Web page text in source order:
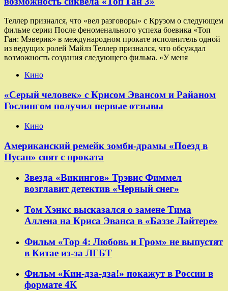
Теллер признался, что «вел разговоры» с Крузом о следующем
фильме серии После феноменального успеха боевика «Топ
Ган: Мэверик» в международном прокате исполнитель одной
из ведущих ролей Майлз Теллер признался, что обсуждал
возможность создания следующего фильма. «У меня
Кино
«Серый человек» с Крисом Эвансом и Райаном
Гослингом получил первые отзывы
Кино
Американский ремейк зомби-драмы «Поезд в
Пусан» снят с проката
Звезда «Викингов» Трэвис Фиммел
возглавит детектив «Черный снег»
Том Хэнкс высказался о замене Тима
Аллена на Криса Эванса в «Баззе Лайтере»
Фильм «Тор 4: Любовь и Гром» не выпустят
в Китае из-за ЛГБТ
Фильм «Кин-дза-дза!» покажут в России в
формате 4К